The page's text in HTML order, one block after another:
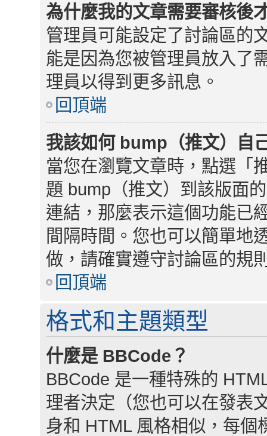
為什麼我的文章需要審核後
管理員可能設定了討論區的
能是因為您被管理員放入了
理員以得到更多訊息。
回頂端
我該如何 bump（推文）自
當您在瀏覽文章時，點選「
題 bump（推文）到該版面
連結，那麼表示這個功能已
間隔時間。您也可以簡單地
做，請確實遵守討論區的規
回頂端
格式和主題類型
什麼是 BBCode？
BBCode 是一種特殊的
理者決定（您也可以在發表
身和 HTML 風格相似，每個